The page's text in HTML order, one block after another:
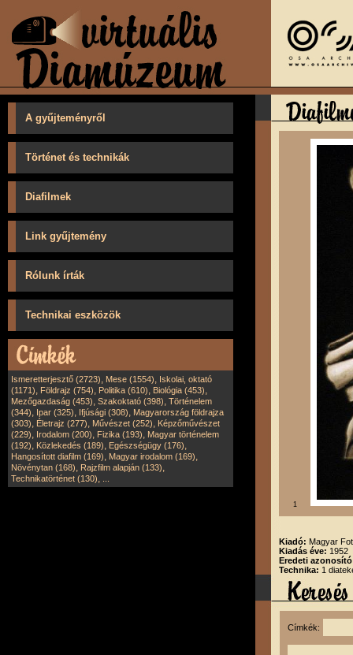
A gyűjteményről
Történet és technikák
Diafilmek
Link gyűjtemény
Rólunk írták
Technikai eszközök
Ismeretterjesztő (2723), Mese (1554), Iskolai, oktató
(1171), Földrajz (754), Politika (610), Biológia (453),
Mezőgazdaság (453), Szakoktató (398), Történelem
(344), Ipar (325), Ifjúsági (308), Magyarország földrajza
(303), Életrajz (277), Művészet (252), Képzőművészet
(229), Irodalom (200), Fizika (193), Magyar történelem
(192), Közlekedés (189), Egészségügy (176),
Hangosított diafilm (169), Magyar irodalom (169),
Növénytan (168), Rajzfilm alapján (133),
Technikatörténet (130),
1
Kiadó: Magyar
Kiadás éve: 1952
Eredeti
Technika: 1
Címkék: